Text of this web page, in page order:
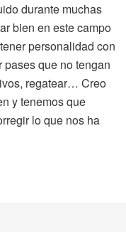
durante muchas
bien en este campo
personalidad con
que no tengan
regatear… Creo
y tenemos que
lo que nos ha